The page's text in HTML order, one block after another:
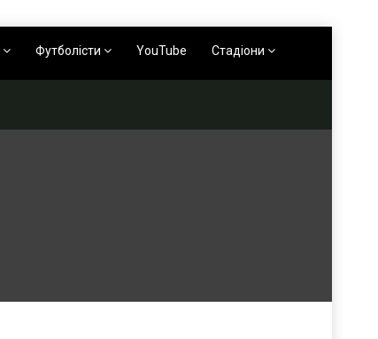
Футболісти YouTube Стадіони